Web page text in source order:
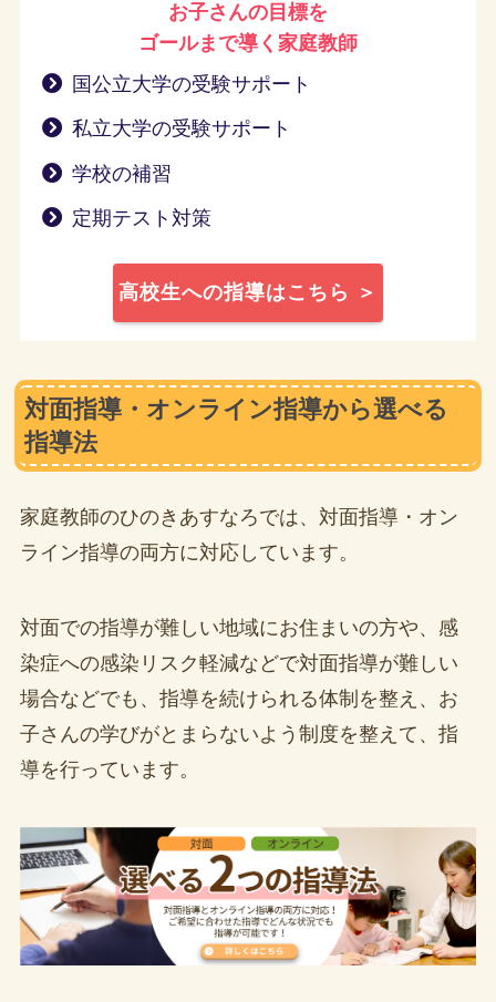
お子さんの目標を
ゴールまで導く 家庭教師
国公立大学の受験サポート
私立大学の受験サポート
学校の補習
定期テスト対策
高校生への指導はこちら ＞
対面指導・オンライン指導から選べる
指導法
家庭教師のひのきあすなろでは、対面指導・オン
ライン指導の両方に対応しています。
対面での指導が難しい地域にお住まいの方や、感
染症への感染リスク軽減などで対面指導が難しい
場合などでも、指導を続けられる体制を整え、お
子さんの学びがとまらないよう制度を整えて、指
導を行っています。